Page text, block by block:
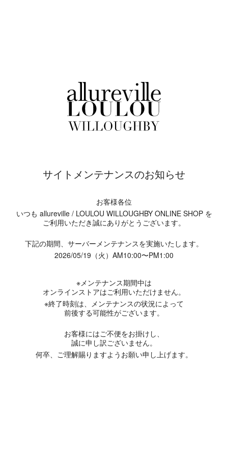
サイトメンテナンスのお知らせ
お客様各位
いつも allureville / LOULOU WILLOUGHBY ONLINE SHOP を
ご利用いただき誠にありがとうございます。
下記の期間、サーバーメンテナンスを実施いたします。
2026/05/19（火）AM10:00〜PM1:00
※メンテナンス期間中は
オンラインストアはご利用いただけません。
※終了時刻は、メンテナンスの状況によって
前後する可能性がございます。
お客様にはご不便をお掛けし、
誠に申し訳ございません。
何卒、ご理解賜りますようお願い申し上げます。